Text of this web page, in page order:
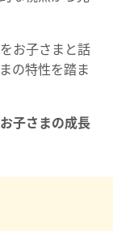
お子さまと話
の特性を踏ま
子さまの成長